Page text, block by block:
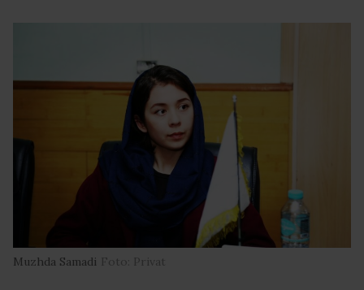
Muzhda Samadi Foto: Privat